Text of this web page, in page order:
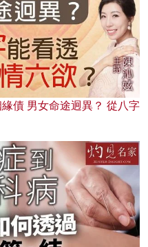
債 男女命途迥異？ 從八字